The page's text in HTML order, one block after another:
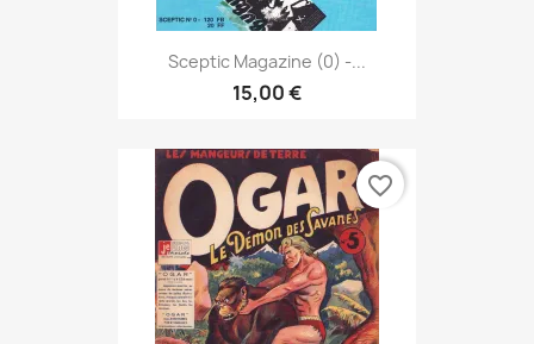
Sceptic Magazine (0) -...
15,00 €
favorite_border